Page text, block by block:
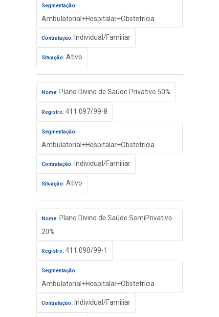
Segmentação:
Ambulatorial+Hospitalar+Obstetrícia
Contratação: Individual/Familiar
Situação: Ativo
Nome: Plano Divino de Saúde Privativo 50%
Registro: 411.097/99-8
Segmentação:
Ambulatorial+Hospitalar+Obstetrícia
Contratação: Individual/Familiar
Situação: Ativo
Nome: Plano Divino de Saúde SemiPrivativo
20%
Registro: 411.090/99-1
Segmentação:
Ambulatorial+Hospitalar+Obstetrícia
Contratação: Individual/Familiar